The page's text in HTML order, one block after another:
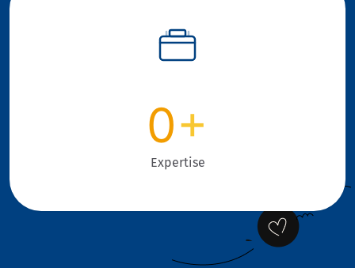
0+
Expertise